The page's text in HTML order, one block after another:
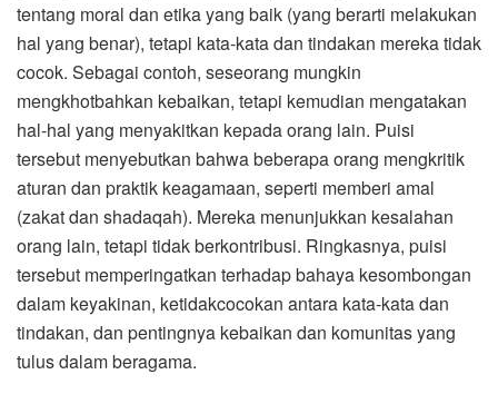
tentang moral dan etika yang baik (yang berarti melakukan
hal yang benar), tetapi kata-kata dan tindakan mereka tidak
cocok. Sebagai contoh, seseorang mungkin
mengkhotbahkan kebaikan, tetapi kemudian mengatakan
hal-hal yang menyakitkan kepada orang lain. Puisi
tersebut menyebutkan bahwa beberapa orang mengkritik
aturan dan praktik keagamaan, seperti memberi amal
(zakat dan shadaqah). Mereka menunjukkan kesalahan
orang lain, tetapi tidak berkontribusi. Ringkasnya, puisi
tersebut memperingatkan terhadap bahaya kesombongan
dalam keyakinan, ketidakcocokan antara kata-kata dan
tindakan, dan pentingnya kebaikan dan komunitas yang
tulus dalam beragama.